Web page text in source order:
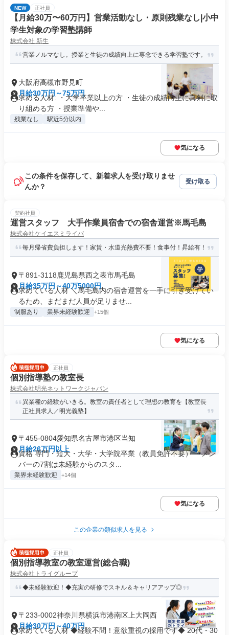
NEW 正社員
【月給30万〜60万円】営業活動なし・原則残業なし|小中
学生対象の学習塾講師
株式会社 新生
営業ノルマなし。授業と生徒の成績向上に専念できる学習塾です。
大阪府高槻市野見町
月給30万円～75万円
求める人材: ・大学卒業以上の方 ・生徒の成績向上に真剣に取
り組める方 ・授業準備や...
残業なし 駅近5分以内
気になる
この条件を保存して、新着求人を受け取りませ
んか？
受け取る
契約社員
運営スタッフ 大手作業員宿舎での宿舎運営※馬毛島
株式会社ケイエスミライバ
毎月帰省費負担します！家賃・水道光熱費不要！食事付！昇給有！
〒891-3118鹿児島県西之表市馬毛島
月給35万円～40万5000円
求めている人材 ＼馬毛島内の宿舎運営を一手に引き受けてい
るため、まだまだ人員が足りませ...
制服あり 業界未経験歓迎 +15個
気になる
正社員
個別指導塾の教室長
株式会社明光ネットワークジャパン
異業種の経験がいきる。教室の責任者として理想の教育を【教室長
正社員求人／明光義塾】
〒455-0804愛知県名古屋市港区当知
月給26万円以上
資格 専門・短大・大学・大学院卒業（教員免許不要） ・メン
バーの7割は未経験からのスタ...
業界未経験歓迎 +14個
気になる
この企業の類似求人を見る
正社員
個別指導教室の教室運営(総合職)
株式会社トライグループ
◆未経験歓迎！◆充実の研修でスキル＆キャリアアップ◎
〒233-0002神奈川県横浜市港南区上大岡西
月給30万円～40万円
求めている人材 ◆経験不問！意欲重視の採用です◆ 20代・30